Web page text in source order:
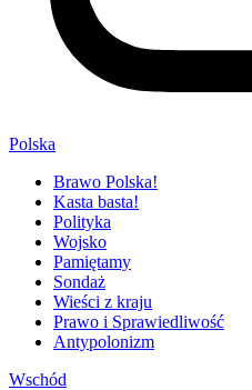
Polska
Brawo Polska!
Kasta basta!
Polityka
Wojsko
Pamiętamy
Sondaż
Wieści z kraju
Prawo i Sprawiedliwość
Antypolonizm
Wschód